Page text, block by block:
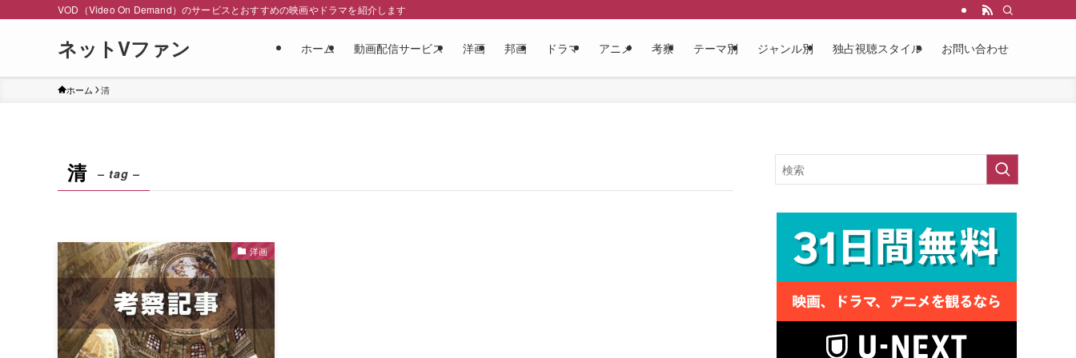
VOD（Video On Demand）のサービスとおすすめの映画やドラマを紹介します
ネットVファン ホーム 動画配信サービス 洋画 邦画 ドラマ アニメ 考察 テーマ別 ジャンル別 独占視聴スタイル お問い合わせ
ホーム 清
清 – tag –
洋画